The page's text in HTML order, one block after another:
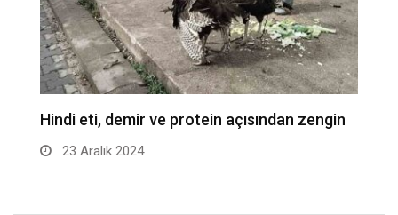
Hindi eti, demir ve protein açısından zengin
23 Aralık 2024